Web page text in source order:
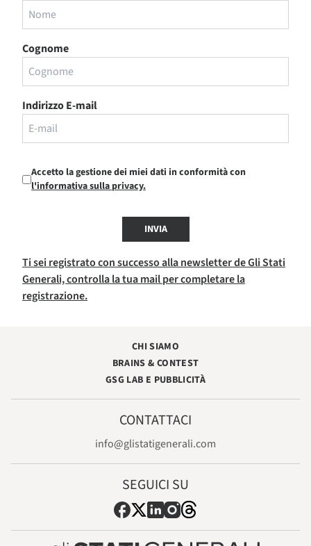
Cognome
Indirizzo E-mail
Accetto la gestione dei miei dati in conformità con
l'informativa sulla privacy.
INVIA
Ti sei registrato con successo alla newsletter de Gli Stati
Generali, controlla la tua mail per completare la
registrazione.
CHI SIAMO
BRAINS & CONTEST
GSG LAB E PUBBLICITÀ
CONTATTACI
info@glistatigenerali.com
SEGUICI SU